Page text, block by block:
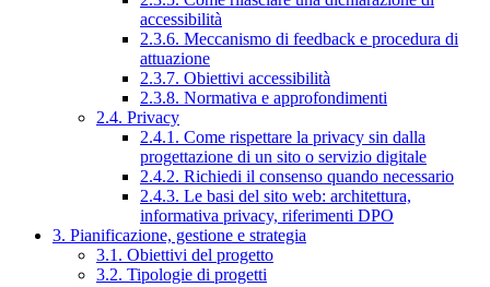
accessibilità
2.3.6. Meccanismo di feedback e procedura di
attuazione
2.3.7. Obiettivi accessibilità
2.3.8. Normativa e approfondimenti
2.4. Privacy
2.4.1. Come rispettare la privacy sin dalla
progettazione di un sito o servizio digitale
2.4.2. Richiedi il consenso quando necessario
2.4.3. Le basi del sito web: architettura,
informativa privacy, riferimenti DPO
3. Pianificazione, gestione e strategia
3.1. Obiettivi del progetto
3.2. Tipologie di progetti